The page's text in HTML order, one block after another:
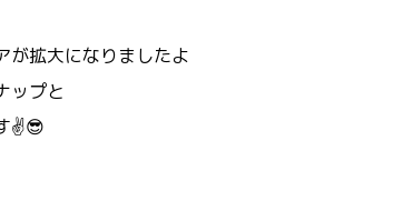
が拡大になりましたよ
ップと
✌️😎